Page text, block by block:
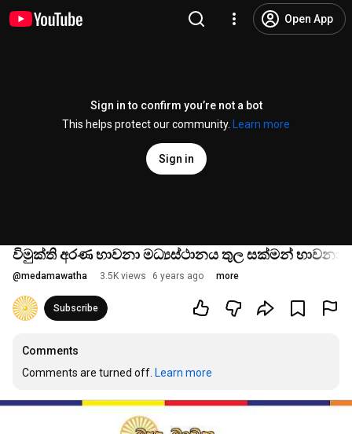
Open App
Sign in to confirm you’re not a bot
This helps protect our community.
Learn more
Sign in
විමුක්ති අරණ භාවනා මධ්‍යස්ථානය තුල සක්මන්
@medamawatha 3.5K views 6 years ago more
Subscribe
Comments
Comments are turned off. Learn more